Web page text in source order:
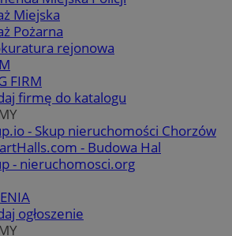
Miejska
Pożarna
rejonowa
FIRM
firmę do katalogu
- Skup nieruchomości Chorzów
- Budowa Hal
- nieruchomosci.org
ogłoszenie